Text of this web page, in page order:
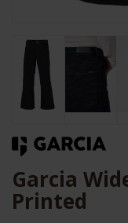
Garcia
Printed